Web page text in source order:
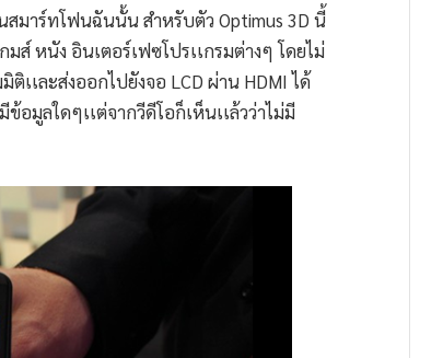
สมาร์ทโฟนฉันนั้น สำหรับตัว Optimus 3D นี้
ส์ หนัง อินเตอร์เฟซโปรเเกรมต่างๆ โดยไม่
เเละส่งออกไปยังจอ LCD ผ่าน HDMI ได้
มูลใดๆเเต่จากวีดีโอก็เห็นเเล้วว่าไม่มี